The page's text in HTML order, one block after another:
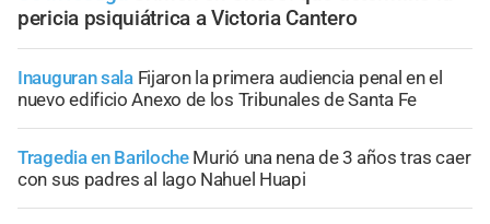
pericia psiquiátrica a Victoria Cantero
Inauguran sala Fijaron la primera audiencia penal en el
nuevo edificio Anexo de los Tribunales de Santa Fe
Tragedia en Bariloche Murió una nena de 3 años tras caer
con sus padres al lago Nahuel Huapi